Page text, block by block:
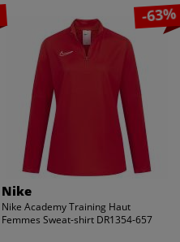
-63%
Nike
Nike Academy Training Haut
Femmes Sweat-shirt DR1354-657